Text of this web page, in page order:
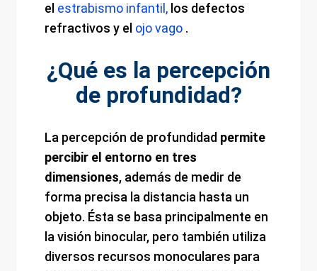
el estrabismo infantil, los defectos
refractivos y el ojo vago .
¿Qué es la percepción
de profundidad?
La percepción de profundidad permite
percibir el entorno en tres
dimensiones, además de medir de
forma precisa la distancia hasta un
objeto. Ésta se basa principalmente en
la visión binocular, pero también utiliza
diversos recursos monoculares para